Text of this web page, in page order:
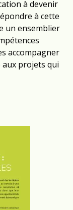
à devenir
à cette
un ensemblier
accompagner
projets qui